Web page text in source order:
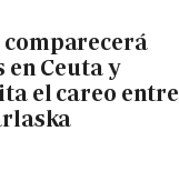
comparecerá
Ceuta y
el careo entre